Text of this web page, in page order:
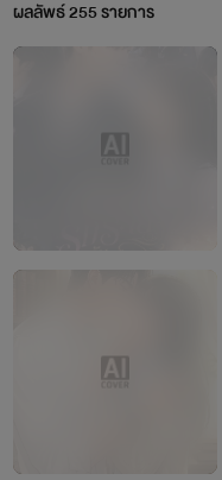
ผลลัพธ์255รายการ